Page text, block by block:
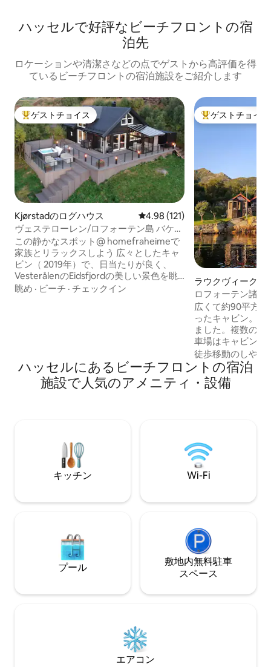
ハッセルで好評なビーチフロントの宿
泊先
ロケーションや清潔さなどの点でゲストから高評価を得
ているビーチフロントの宿泊施設をご紹介します
大好評のゲストチョイスです。
ゲストチョイス
Kjørstadのログハウス レビュー121件、5つ星中4.98つ
4.98 (121)
ヴェステローレン/ロフォーテン島 バケー
ション
この静かなスポット@ homefraheimeで
家族とリラックスしよう 広々としたキャ
ビン（ 2019年）で、日当たりが良く、
VesterålenのEidsfjordの美しい景色を眺
めることができます。 ベッドルーム4
探索休暇にぴったりの拠点です。一人で
くつろぐことができます。 コテージには
専用の駐車場があり、2 ～ 3台分のスペー
眺め · ビーチ · チェックイン
大好評のゲスト
ゲストチョイス
ラウクヴィークの
ロフォーテン諸
の美しい海辺のコ
広くて約90平方
ったキャビン。居
ました。複数の
車場はキャビンか
テージは
Svolvaerから約
eldorado Delpか
上プラットフォ
クセスできます。
れています。ライ
ています。
徒歩移動のしやす
ハッセルにあるビーチフロントの宿泊
施設で人気のアメニティ・設備
キッチン Wi-Fi
プール
敷地内無料駐⁠車
ス⁠ペ⁠ー⁠ス
エアコン